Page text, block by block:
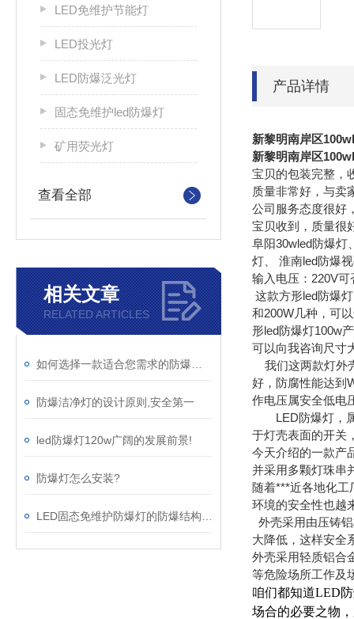
LED免维护节能灯
LED投光灯
LED防爆泛光灯
固态免维护led防爆灯
矿用荧光灯
查看全部
相关文章
RELATED ARTICLES
防爆洁净灯的设计原则,安全第一
led防爆灯120w广阔的发展前景!
防爆灯怎么安装?
产品详情
新黎明南岸区
新黎明南岸区
宝贝的包装完整，
质量非常好，与卖
公司服务态度很好
宝贝收到，质量很
阜阳30wled防爆灯
灯、 淮南led防爆
输入电压：220V
这款方形led防爆
和200W几种，可
形led防爆灯100w
可以向我咨询尺寸
我们这两款灯外
好，防腐性能达到
作电压属安全低电
LED防爆灯，属
于灯壳表面的开
今天介绍的一款产
并采用多颗灯珠串
随着***近各地化工
环境的安全性也越
外壳采用由压铸
大降低，这样安全
外壳采用轻质铝合
等危险场所工作及
咱们都知道LED
场合的必要之物